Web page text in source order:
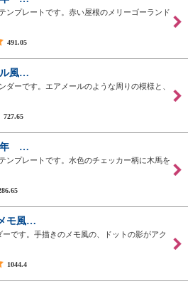
ンプレートです。赤い屋根のメリーゴーランド
491.05
ル風…
ダーです。エアメールのような周りの模様と、
727.65
年 …
ンプレートです。水色のチェッカー柄に木馬を
モ風…
です。手描きのメモ風の、ドットの影がアク
1044.4